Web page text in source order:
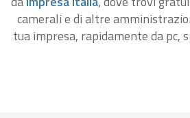
camerali e di altre
tua impresa, rapidamente da pc,